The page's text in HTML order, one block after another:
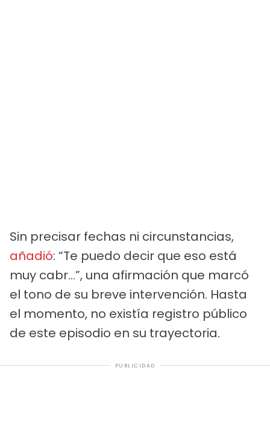
Sin precisar fechas ni circunstancias,
añadió: “Te puedo decir que eso está
muy cabr…”, una afirmación que marcó
el tono de su breve intervención. Hasta
el momento, no existía registro público
de este episodio en su trayectoria.
PUBLICIDAD